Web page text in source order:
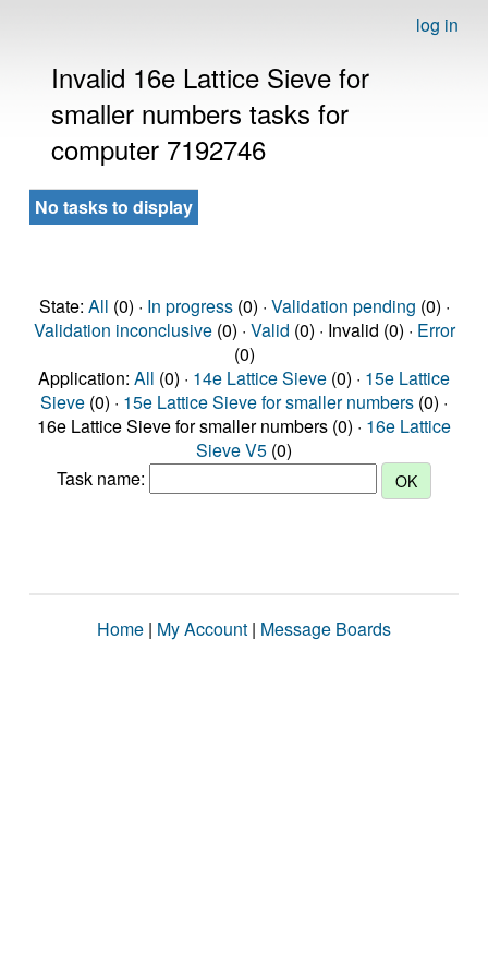
log in
Invalid 16e Lattice Sieve for
smaller numbers tasks for
computer 7192746
No tasks to display
State: All (0) · In progress(0) · Validation pending (0) ·
Validation inconclusive(0) · Valid (0) · Invalid (0) · Error
(0)
Application: All (0) · 14e Lattice Sieve (0) · 15e Lattice
Sieve (0) · 15e Lattice Sieve for smaller numbers (0) ·
16e Lattice Sieve for smaller numbers (0) · 16e Lattice
Sieve V5 (0)
Task name:
Home | My Account | Message Boards